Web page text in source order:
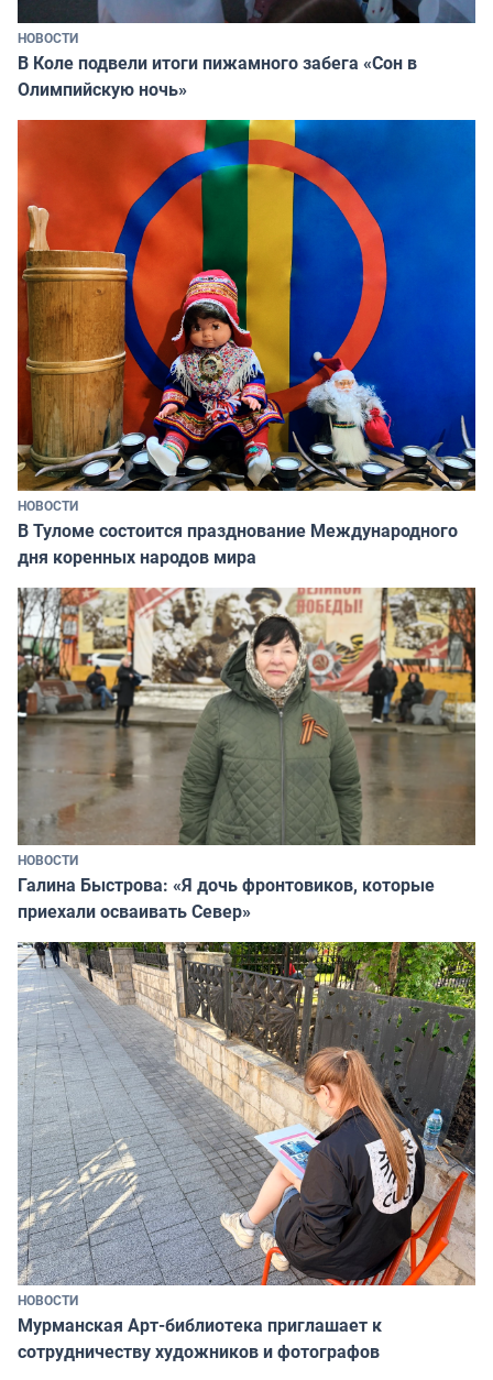
НОВОСТИ
В Коле подвели итоги пижамного забега «Сон в
Олимпийскую ночь»
НОВОСТИ
В Туломе состоится празднование Международного
дня коренных народов мира
НОВОСТИ
Галина Быстрова: «Я дочь фронтовиков, которые
приехали осваивать Север»
НОВОСТИ
Мурманская Арт-библиотека приглашает к
сотрудничеству художников и фотографов